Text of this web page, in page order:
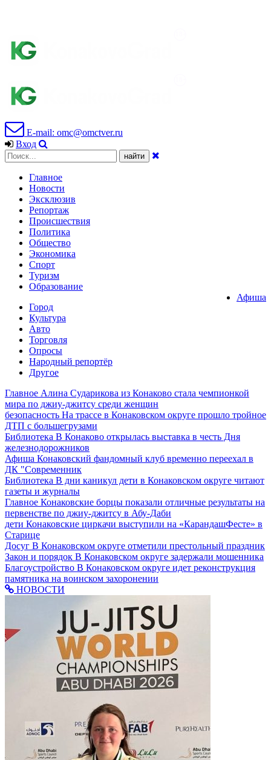
E-mail: omc@omctver.ru
Вход
Главное
Новости
Эксклюзив
Репортаж
Происшествия
Политика
Общество
Экономика
Спорт
Туризм
Образование
Афиша
Город
Культура
Авто
Торговля
Опросы
Народный репортёр
Другое
Главное Алина Сударикова из Конаково стала чемпионкой
мира по джиу-джитсу среди женщин
безопасность На трассе в Конаковском округе прошло тройное
ДТП с большегрузами
Библиотека В Конаково открылась выставка в честь Дня
железнодорожников
Афиша Конаковский фандомный клуб временно переехал в
ДК "Современник
Библиотека В дни каникул дети в Конаковском округе читают
газеты и журналы
Главное Конаковские борцы показали отличные результаты на
первенстве по джиу-джитсу в Абу-Даби
дети Конаковские циркачи выступили на «КарандашФесте» в
Старице
Досуг В Конаковском округе отметили престольный праздник
Закон и порядок В Конаковском округе задержали мошенника
Благоустройство В Конаковском округе идет реконструкция
памятника на воинском захоронении
НОВОСТИ